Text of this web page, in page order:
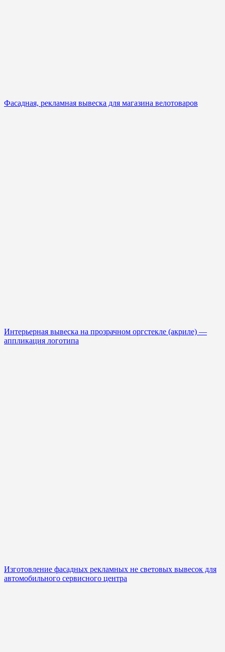
Фасадная, рекламная вывеска для магазина велотоваров
Интерьерная вывеска на прозрачном оргстекле (акриле) —
аппликация логотипа
Изготовление фасадных рекламных не световых вывесок для
автомобильного сервисного центра